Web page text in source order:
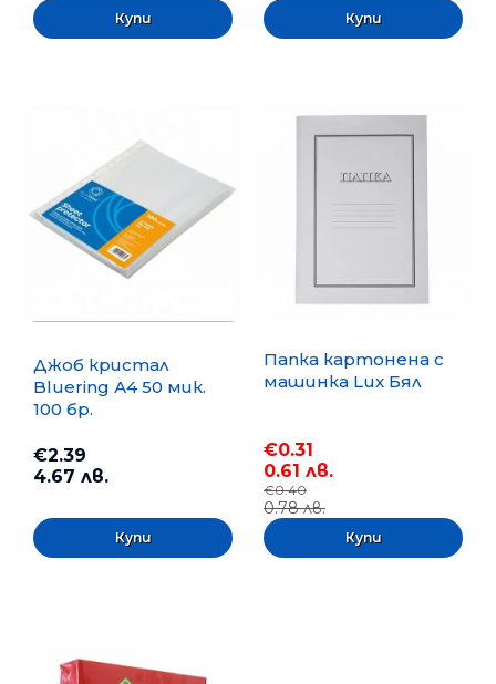
Джоб кристал
Bluering А4 50 мик.
100 бр.
€2.39
4.67 лв.
Папка картонена с
машинка Lux Бял
€0.31
0.61 лв.
€0.40
0.78 лв.